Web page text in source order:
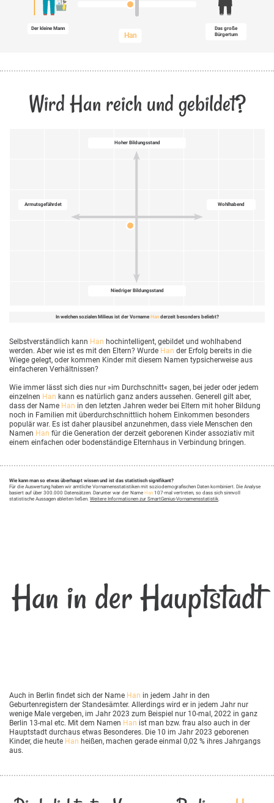
Der kleine Mann
Han
Das große
Bürgertum
Wird Han reich und gebildet?
Hoher Bildungsstand
Wohlhabend
Niedriger Bildungsstand
Armutsgefährdet
In welchen sozialen Milieus ist der Vorname Handerzeit besonders beliebt?
Selbstverständlich kann Han hochintelligent, gebildet und wohlhabend
werden. Aber wie ist es mit den Eltern? Wurde Han der Erfolg bereits in die
Wiege gelegt, oder kommen Kinder mit diesem Namen typsicherweise aus
einfacheren Verhältnissen?
Wie immer lässt sich dies nur »im Durchschnitt« sagen, bei jeder oder jedem
einzelnen Han kann es natürlich ganz anders aussehen. Generell gilt aber,
dass der Name Han in den letzten Jahren weder bei Eltern mit hoher Bildung
noch in Familien mit überdurchschnittlich hohem Einkommen besonders
populär war. Es ist daher plausibel anzunehmen, dass viele Menschen den
Namen Han für die Generation der derzeit geborenen Kinder assoziativ mit
einem einfachen oder bodenständige Elternhaus in Verbindung bringen.
Wie kann man so etwas überhaupt wissen und ist das statistisch signifikant?
Für die Auswertung haben wir amtliche Vornamensstatistiken mit soziodemografischen Daten kombiniert. Die Analyse
basiert auf über 300.000 Datensätzen. Darunter war der Name Han 107-mal vertreten, so dass sich sinnvoll
statistische Aussagen ableiten ließen. Weitere Informationen zur SmartGenius-Vornamensstatistik.
Han in der Hauptstadt
Auch in Berlin findet sich der Name Han in jedem Jahr in den
Geburtenregistern der Standesämter. Allerdings wird er in jedem Jahr nur
wenige Male vergeben, im Jahr 2023 zum Beispiel nur 10-mal, 2022 in ganz
Berlin 13-mal etc. Mit dem Namen Han ist man bzw. frau also auch in der
Hauptstadt durchaus etwas Besonderes. Die 10 im Jahr 2023 geborenen
Kinder, die heute Han heißen, machen gerade einmal 0,02 % ihres Jahrgangs
aus.